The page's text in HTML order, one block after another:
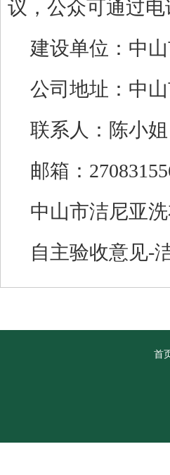
议，公众可通过
建设单位： 中
公司地址： 中
联系人：陈小
邮箱：
中山市洁尼亚
自主验收意见-
首